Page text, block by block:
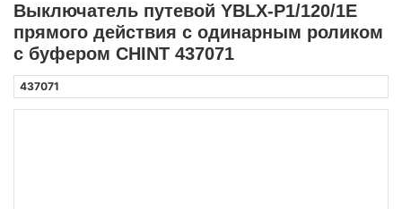
Выключатель путевой YBLX-P1/120/1E
прямого действия с одинарным роликом
с буфером CHINT 437071
437071